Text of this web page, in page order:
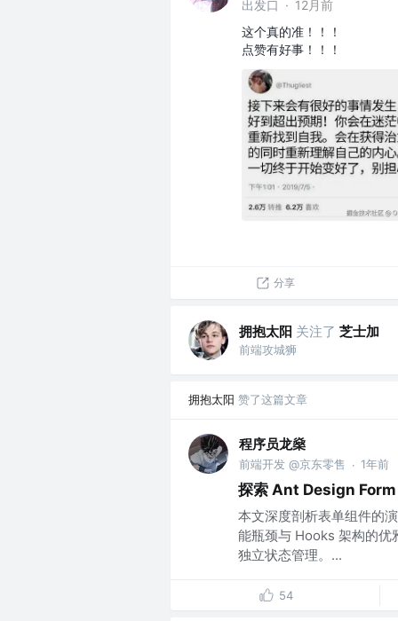
出发口 · 12月前
这个真的准！！！
点赞有好事！！！
分享
拥抱太阳 关注了 芝士加
前端攻城狮
拥抱太阳 赞了这篇文章
程序员龙燊
前端开发 @京东零售 · 1年前
探索 Ant Design
本文深度剖析表单组件的
能瓶颈与 Hooks 架构的优
独立状态管理。...
54